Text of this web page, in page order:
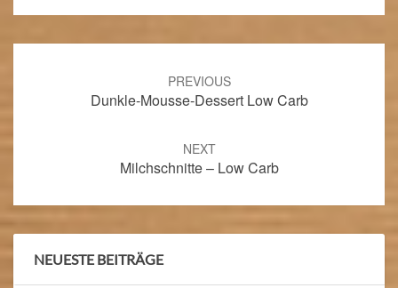
PREVIOUS
Dunkle-Mousse-Dessert Low Carb
NEXT
Milchschnitte – Low Carb
NEUESTE BEITRÄGE